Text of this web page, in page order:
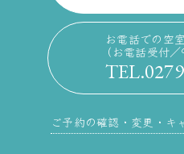
お電話での空
（お電話受付
ご予約の確認・変更・キ